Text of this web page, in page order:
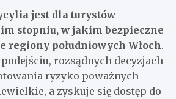
jest dla turystów
stopniu, w jakim bezpieczne
regiony południowych Włoch.
rozsądnych decyzjach
ryzyko poważnych
a zyskuje się dostęp do